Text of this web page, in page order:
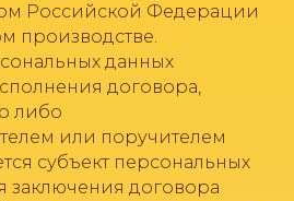
Российской Федерации
производстве.
данных
договора,
либо
или поручителем
субъект персональных
заключения договора